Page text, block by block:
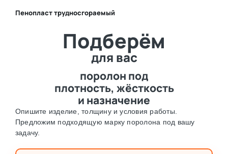
Пенопласт трудносгораемый
Подберём
для вас
поролон под
плотность, жёсткость
и назначение
Опишите изделие, толщину и условия работы.
Предложим подходящую марку поролона под вашу
задачу.